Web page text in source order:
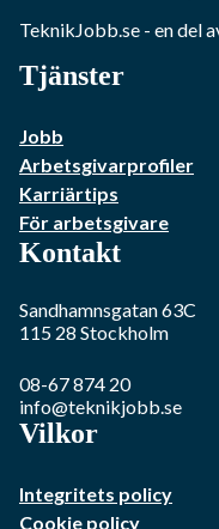
TeknikJobb.se - en del
Tjänster
Jobb
Arbetsgivarprofiler
Karriärtips
För arbetsgivare
Kontakt
Sandhamnsgatan 63C
115 28 Stockholm
08-67 874 20
info@teknikjobb.se
Vilkor
Integritets policy
Cookie policy